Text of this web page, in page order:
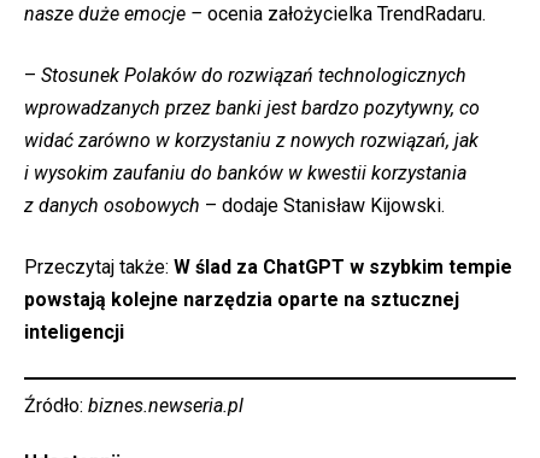
nasze duże emocje – ocenia założycielka TrendRadaru.
– Stosunek Polaków do rozwiązań technologicznych
wprowadzanych przez banki jest bardzo pozytywny, co
widać zarówno w korzystaniu z nowych rozwiązań, jak
i wysokim zaufaniu do banków w kwestii korzystania
z danych osobowych – dodaje Stanisław Kijowski.
Przeczytaj także: W ślad za ChatGPT w szybkim tempie
powstają kolejne narzędzia oparte na sztucznej
inteligencji
Źródło: biznes.newseria.pl